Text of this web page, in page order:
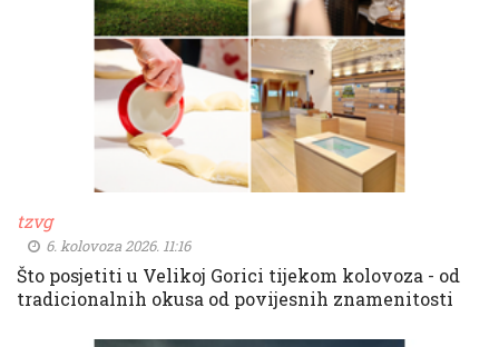
tzvg
6. kolovoza 2026. 11:16
Što posjetiti u Velikoj Gorici tijekom kolovoza - od
tradicionalnih okusa od povijesnih znamenitosti